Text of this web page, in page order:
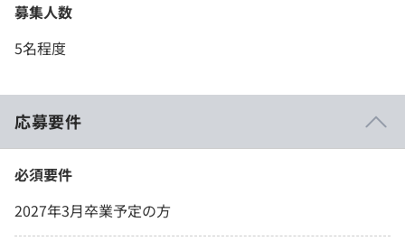
募集人数
5名程度
応募要件
必須要件
2027年3月卒業予定の方